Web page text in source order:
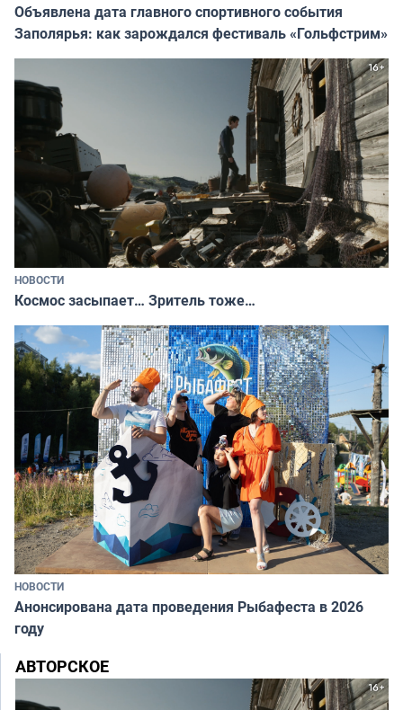
Объявлена дата главного спортивного события
Заполярья: как зарождался фестиваль «Гольфстрим»
НОВОСТИ
Космос засыпает… Зритель тоже…
НОВОСТИ
Анонсирована дата проведения Рыбафеста в 2026
году
АВТОРСКОЕ